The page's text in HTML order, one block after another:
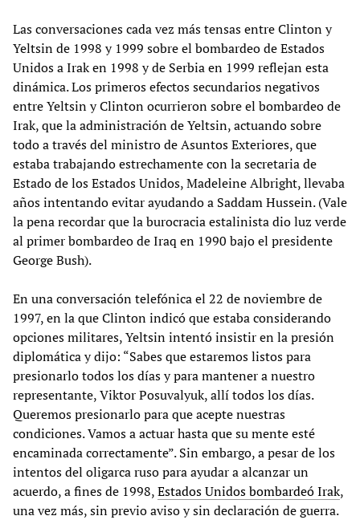
Las conversaciones cada vez más tensas entre Clinton y
Yeltsin de 1998 y 1999 sobre el bombardeo de Estados
Unidos a Irak en 1998 y de Serbia en 1999 reflejan esta
dinámica. Los primeros efectos secundarios negativos
entre Yeltsin y Clinton ocurrieron sobre el bombardeo de
Irak, que la administración de Yeltsin, actuando sobre
todo a través del ministro de Asuntos Exteriores, que
estaba trabajando estrechamente con la secretaria de
Estado de los Estados Unidos, Madeleine Albright, llevaba
años intentando evitar ayudando a Saddam Hussein. (Vale
la pena recordar que la burocracia estalinista dio luz verde
al primer bombardeo de Iraq en 1990 bajo el presidente
George Bush).
En una conversación telefónica el 22 de noviembre de
1997, en la que Clinton indicó que estaba considerando
opciones militares, Yeltsin intentó insistir en la presión
diplomática y dijo: “Sabes que estaremos listos para
presionarlo todos los días y para mantener a nuestro
representante, Viktor Posuvalyuk, allí todos los días.
Queremos presionarlo para que acepte nuestras
condiciones. Vamos a actuar hasta que su mente esté
encaminada correctamente”. Sin embargo, a pesar de los
intentos del oligarca ruso para ayudar a alcanzar un
acuerdo, a fines de 1998,Estados Unidos bombardeó Irak,
una vez más, sin previo aviso y sin declaración de guerra.